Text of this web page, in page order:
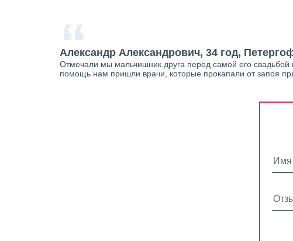
“
Александр Александрович, 34 год,
Отмечали мы мальчишник друга перед самой его
помощь нам пришли врачи, которые прокапали от запоя